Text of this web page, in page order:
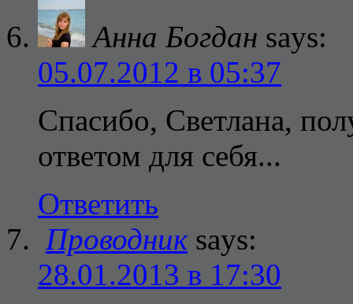
Анна Богдан says:
05.07.2012 в 05:37
Спасибо, Светлана,
ответом для себя...
Ответить
Проводник says:
28.01.2013 в 17:30